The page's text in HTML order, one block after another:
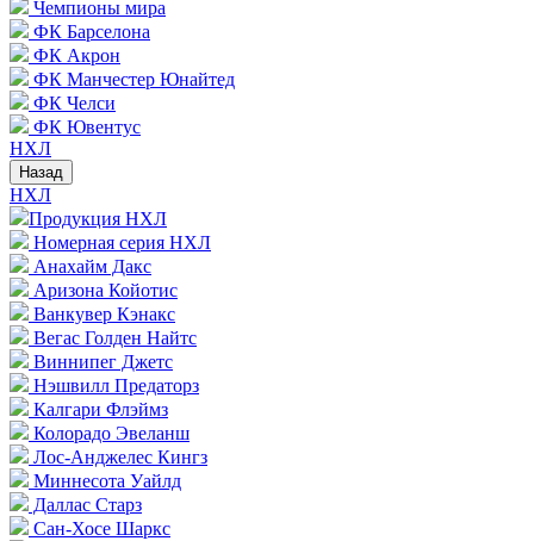
Чемпионы мира
ФК Барселона
ФК Акрон
ФК Манчестер Юнайтед
ФК Челси
ФК Ювентус
НХЛ
Назад
НХЛ
Продукция НХЛ
Номерная серия НХЛ
Анахайм Дакс
Аризона Койотис
Ванкувер Кэнакс
Вегас Голден Найтс
Виннипег Джетс
Нэшвилл Предаторз
Калгари Флэймз
Колорадо Эвеланш
Лос-Анджелес Кингз
Миннесота Уайлд
Даллас Старз
Сан-Хосе Шаркс